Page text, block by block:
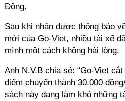
Đông.
Sau khi nhận được thông báo
mới của Go-Viet, nhiều tài xế
mình một cách không hài lòng.
Anh N.V.B chia sẻ: “Go-Viet
điểm chuyển thành 30.000
sách này đang làm khó những